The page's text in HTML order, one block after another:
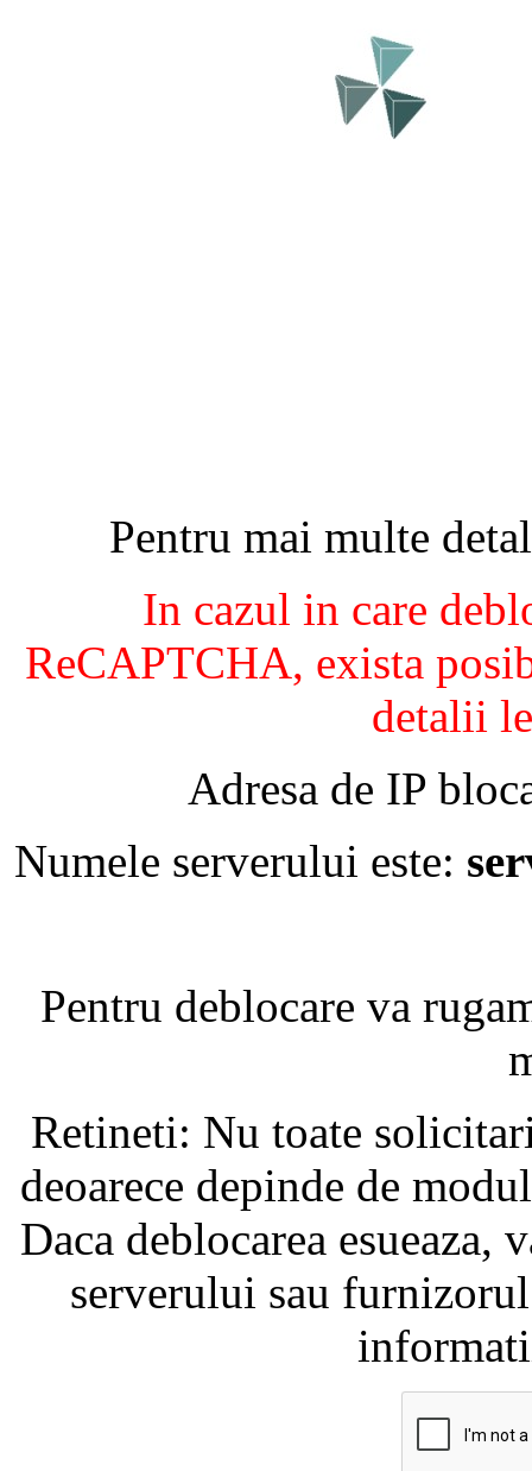
Pentru mai multe
In cazul in care
ReCAPTCHA, exista
detalii
Adresa de IP
Numele serverului este:
Pentru deblocare va
Retineti: Nu toate
deoarece depinde de
Daca deblocarea
serverului sau